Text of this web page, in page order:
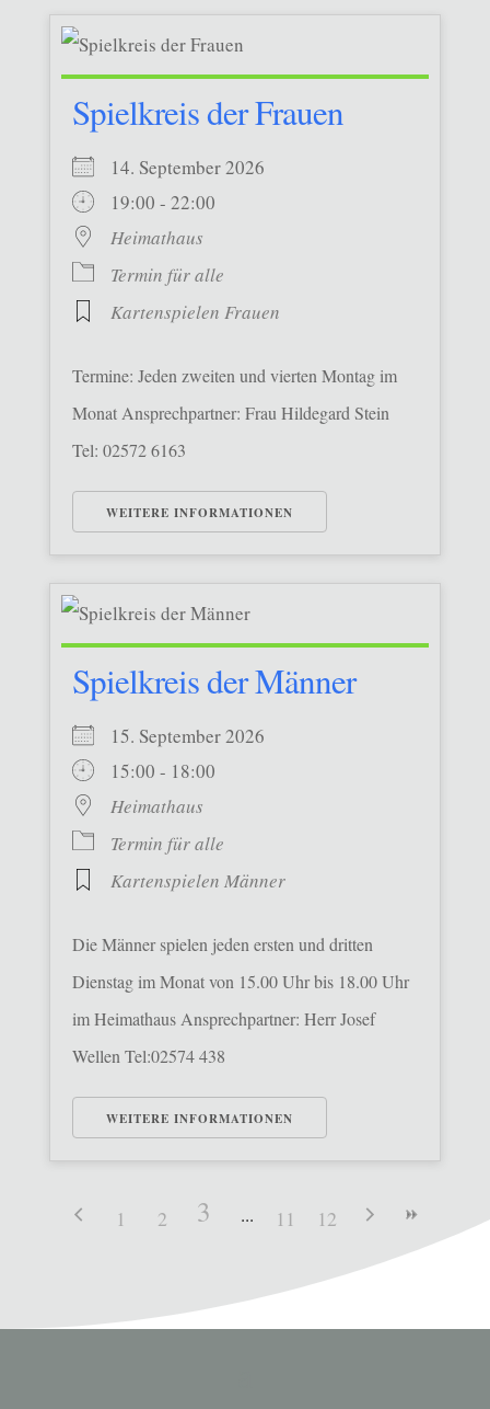
Spielkreis der Frauen
14. September 2026
19:00 - 22:00
Heimathaus
Termin für alle
Kartenspielen Frauen
Termine: Jeden zweiten und vierten Montag im
Monat Ansprechpartner: Frau Hildegard Stein
Tel: 02572 6163
WEITERE INFORMATIONEN
Spielkreis der Männer
15. September 2026
15:00 - 18:00
Heimathaus
Termin für alle
Kartenspielen Männer
Die Männer spielen jeden ersten und dritten
Dienstag im Monat von 15.00 Uhr bis 18.00 Uhr
im Heimathaus Ansprechpartner: Herr Josef
Wellen Tel:02574 438
WEITERE INFORMATIONEN
1 2 3 11 12